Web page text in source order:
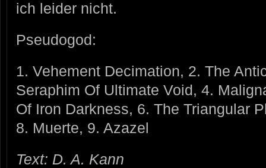
ich leider nicht.
Pseudogod:
1. Vehement Decimation, 2. The
Seraphim Of Ultimate Void, 4.
Of Iron Darkness, 6. The Triangular
8. Muerte, 9. Azazel
Text: D. A. Kann